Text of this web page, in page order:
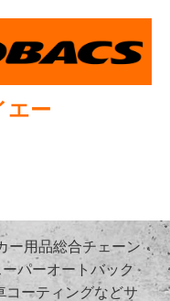
エー
ー用品総合チェーン
パーオートバック
コーティングなどサ